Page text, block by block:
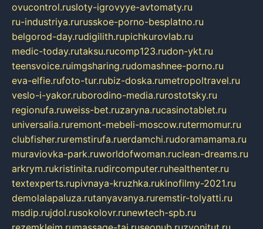
ovucontrol.rusloty-igrovyye-avtomaty.ru
ru-industriya.rurusskoe-porno-besplatno.ru
belgorod-day.rudigilith.rupichkurovlab.ru
medic-today.rutaksu.rucomp123.rudon-ykt.ru
teensvoice.ruimgsharing.rudomashnee-porno.ru
eva-elfie.rufoto-tur.rubiz-doska.rumetropoltravel.ru
veslo-i-yakor.ruborodino-media.rurostotsky.ru
regionufa.ruweiss-bet.ruzaryna.rucasinotablet.ru
universalia.ruremont-mebeli-moscow.rutermomur.ru
clubfisher.ruremstirufa.ruerdamchi.rudoramamama.ru
muraviovka-park.ruworldofwoman.ruclean-dreams.ru
arkrym.rukristinita.rudircomputer.ruhealthenter.ru
textexperts.rupivnaya-kruzhka.rukinofilmy-2021.ru
demolalapaluza.rutanyavanya.ruremstir-tolyatti.ru
msdip.rujdol.rusokolovr.runewtech-spb.ru